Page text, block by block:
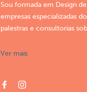
Sou formada em Design
empresas especializadas
palestras e consultorias
Ver mais